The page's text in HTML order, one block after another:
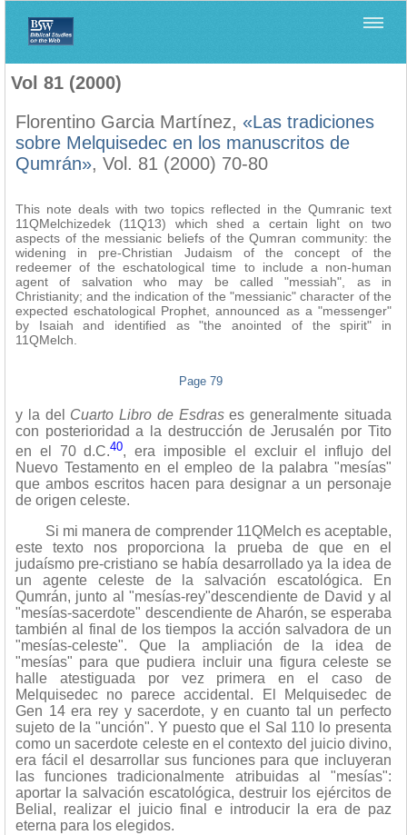
Vol 81 (2000)
Florentino Garcia Martínez, «Las tradiciones
sobre Melquisedec en los manuscritos de
Qumrán», Vol. 81 (2000) 70-80
This note deals with two topics reflected in the Qumranic text
11QMelchizedek (11Q13) which shed a certain light on two
aspects of the messianic beliefs of the Qumran community: the
widening in pre-Christian Judaism of the concept of the
redeemer of the eschatological time to include a non-human
agent of salvation who may be called "messiah", as in
Christianity; and the indication of the "messianic" character of the
expected eschatological Prophet, announced as a "messenger"
by Isaiah and identified as "the anointed of the spirit" in
11QMelch.
Page 79
y la del Cuarto Libro de Esdrases generalmente situada
con posterioridad a la destrucción de Jerusalén por Tito
en el 70 d.C.40, era imposible el excluir el influjo del
Nuevo Testamento en el empleo de la palabra "mesías"
que ambos escritos hacen para designar a un personaje
de origen celeste.
Si mi manera de comprender 11QMelch es aceptable,
este texto nos proporciona la prueba de que en el
judaísmo pre-cristiano se había desarrollado ya la idea de
un agente celeste de la salvación escatológica. En
Qumrán, junto al "mesías-rey"descendiente de David y al
"mesías-sacerdote" descendiente de Aharón, se esperaba
también al final de los tiempos la acción salvadora de un
"mesías-celeste". Que la ampliación de la idea de
"mesías" para que pudiera incluir una figura celeste se
halle atestiguada por vez primera en el caso de
Melquisedec no parece accidental. El Melquisedec de
Gen 14 era rey y sacerdote, y en cuanto tal un perfecto
sujeto de la "unción". Y puesto que el Sal 110 lo presenta
como un sacerdote celeste en el contexto del juicio divino,
era fácil el desarrollar sus funciones para que incluyeran
las funciones tradicionalmente atribuidas al "mesías":
aportar la salvación escatológica, destruir los ejércitos de
Belial, realizar el juicio final e introducir la era de paz
eterna para los elegidos.